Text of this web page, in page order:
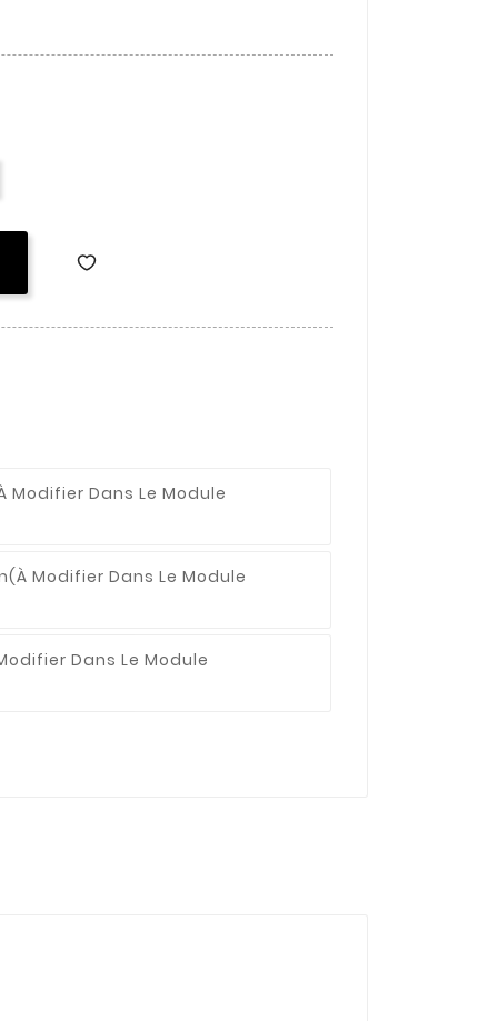
Modifier Dans Le Module
(à Modifier Dans Le Module
Dans Le Module